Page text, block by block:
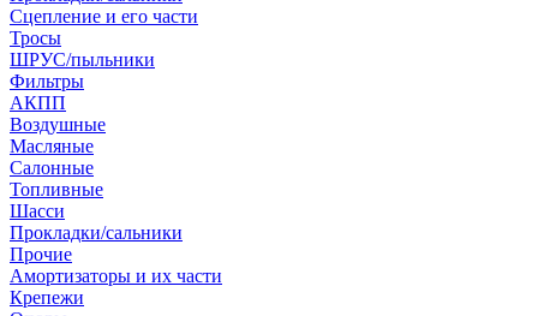
Сцепление и его части
Тросы
ШРУС/пыльники
Фильтры
АКПП
Воздушные
Масляные
Салонные
Топливные
Шасси
Прокладки/сальники
Прочие
Амортизаторы и их части
Крепежи